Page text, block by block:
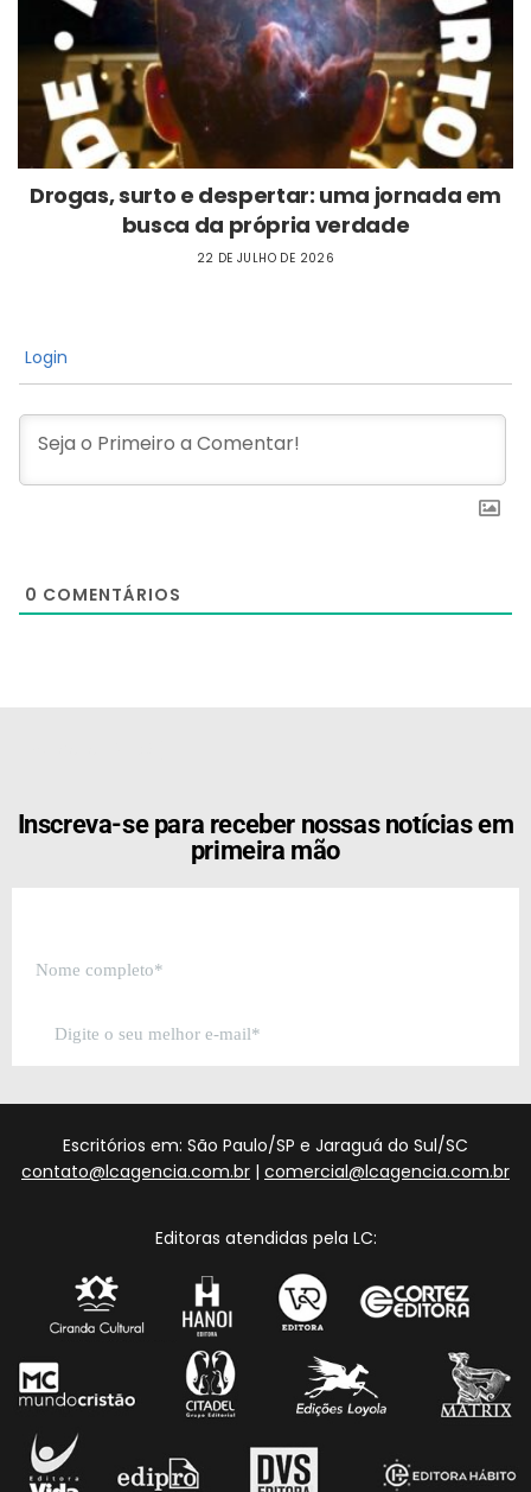
Drogas, surto e despertar: uma jornada em
busca da própria verdade
22 DE JULHO DE 2026
Login
0 COMENTÁRIOS
Inscreva-se para receber nossas notícias em
primeira mão
Escritórios em: São Paulo/SP e Jaraguá do Sul/SC
contato@lcagencia.com.br | comercial@lcagencia.com.br
Editoras atendidas pela LC: